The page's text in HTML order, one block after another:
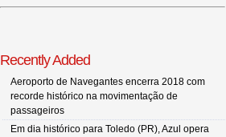
Recently Added
Aeroporto de Navegantes encerra 2018 com
recorde histórico na movimentação de
passageiros
Em dia histórico para Toledo (PR), Azul opera